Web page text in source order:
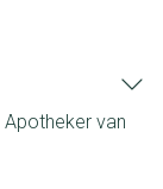
Apotheker van